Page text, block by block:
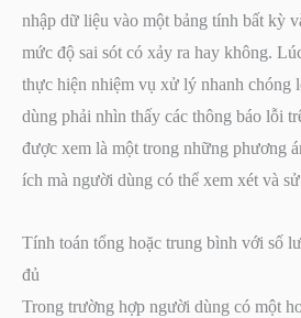
nhập dữ liệu vào một bảng tính bất kỳ
mức độ sai sót có xảy ra hay không.
thực hiện nhiệm vụ xử lý nhanh chóng
dùng phải nhìn thấy các thông báo lỗi
được xem là một trong những phương
ích mà người dùng có thể xem xét và
Tính toán tổng hoặc trung bình với số
đủ
Trong trường hợp người dùng có một